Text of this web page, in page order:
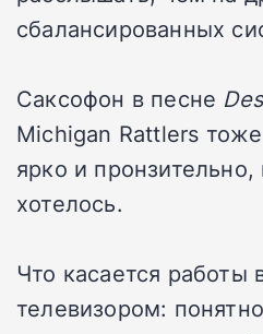
сбалансированных
Саксофон в песне
Michigan Rattlers
ярко и
хотелось.
Что касается работы
телевизором: